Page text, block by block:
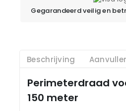
Gegarandeerd veilig en
Beschrijving
Perimeterdraad
150 meter